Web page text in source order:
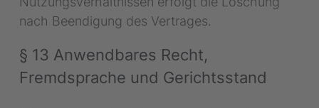
nach Beendigung des Vertrages.
§ 13 Anwendbares Recht,
Fremdsprache und Gerichtsstand